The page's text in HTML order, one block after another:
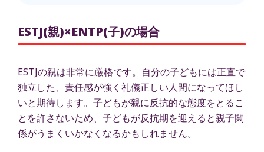
ESTJ(親)×ENTP(子)の場合
ESTJの親は非常に厳格です。自分の子どもには正直で
独立した、責任感が強く礼儀正しい人間になってほし
いと期待します。子どもが親に反抗的な態度をとるこ
とを許さないため、子どもが反抗期を迎えると親子関
係がうまくいかなくなるかもしれません。